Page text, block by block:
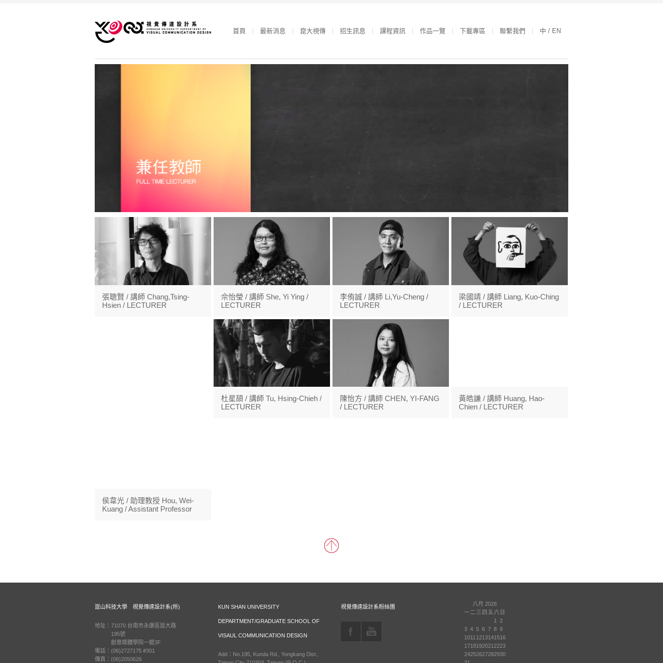
首頁 最新消息 崑大視傳 招生訊息 課程資訊 作品一覽 下載專區 聯繫我們 中 / EN
張聰賢 / 講師 Chang,Tsing-
Hsien / LECTURER
佘怡瑩 / 講師 She, Yi Ying /
LECTURER
李侑誠 / 講師 Li,Yu-Cheng /
LECTURER
梁國靖 / 講師 Liang, Kuo-Ching
/ LECTURER
杜星頡 / 講師 Tu, Hsing-Chieh /
LECTURER
陳怡方 / 講師 CHEN, YI-FANG
/ LECTURER
黃皓謙 / 講師 Huang, Hao-
Chien / LECTURER
侯韋光 / 助理教授 Hou, Wei-
Kuang / Assistant Professor
崑山科技大學 視覺傳達設計系(所)
地址：71070 台南市永康區崑大路
195號
創意媒體學院一館3F
電話：(06)2727175 #301
傳真：(06)2050626
KUN SHAN UNIVERSITY
DEPARTMENT/GRADUATE SCHOOL OF
VISAUL COMMUNICATION DESIGN
Add：No.195, Kunda Rd., Yongkang Dist.,
視覺傳達設計系粉絲團
八月 2026
一二 三 四 五六 日
1
2
3 4 5 6 7 8 9
1011 1213141516
1718192021 2223
24252627282930